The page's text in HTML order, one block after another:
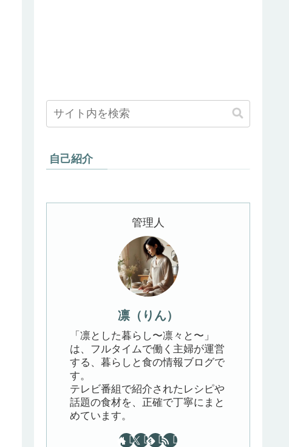
自己紹介
管理人
凛（りん）
「凛とした暮らし〜凛々と〜」
は、フルタイムで働く主婦が運営
する、暮らしと食の情報ブログで
す。
テレビ番組で紹介されたレシピや
話題の食材を、正確で丁寧にまと
めています。